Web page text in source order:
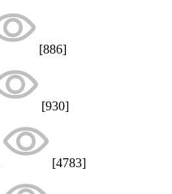
[886]
[930]
[4783]